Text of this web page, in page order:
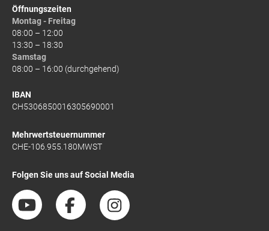
Öffnungszeiten
Montag - Freitag
08:00 – 12:00
13:30 – 18:30
Samstag
08:00 – 16:00 (durchgehend)
IBAN
CH5306850016305690001
Mehrwertsteuernummer
CHE-106.955.180MWST
Folgen Sie uns auf Social Media